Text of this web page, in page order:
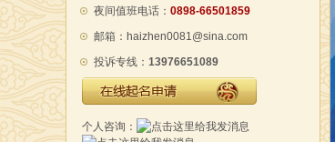
夜间值班电话： 0898-66501859
邮箱：haizhen0081@sina.com
投诉专线： 13976651089
在线起名申请
个人咨询：